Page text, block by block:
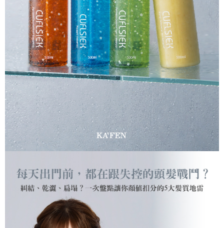
時審查核予不同之上限額度；若仍有額度不足之情形，本公司將視審查結果
請求用戶進行身份認證。
５．嚴禁一人註冊多個帳號或使用他人資訊註冊。若發現惡意使用之情形，
恩沛科技股份有限公司將有權停止該用戶之使用額度並採取法律行動。